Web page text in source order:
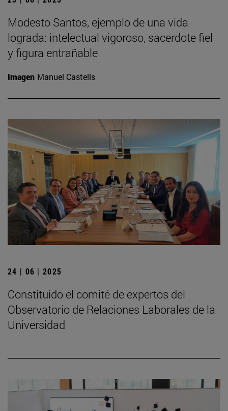
Modesto Santos, ejemplo de una vida
lograda: intelectual vigoroso, sacerdote fiel
y figura entrañable
Imagen Manuel Castells
24 | 06 | 2025
Constituido el comité de expertos del
Observatorio de Relaciones Laborales de la
Universidad